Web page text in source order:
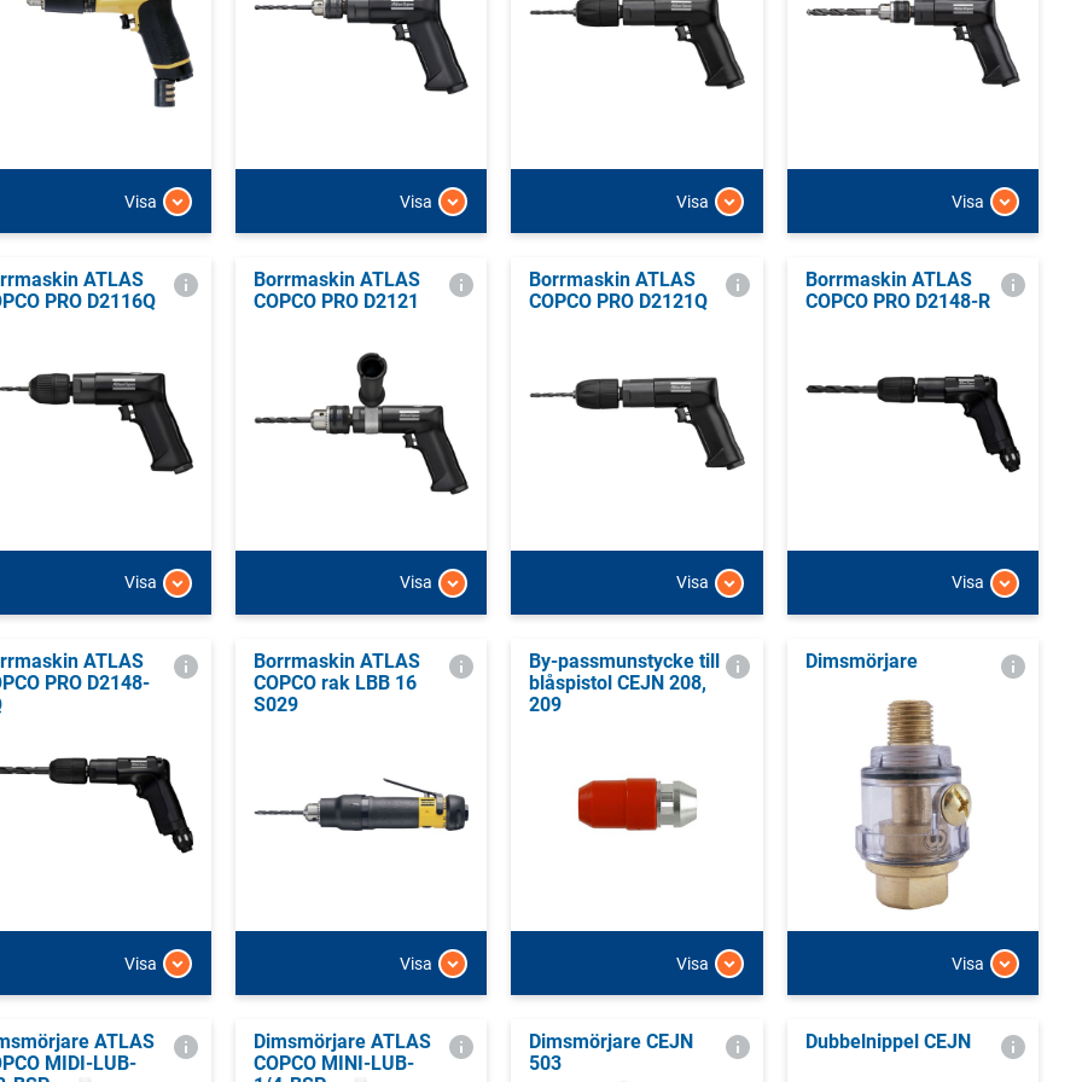
Visa Visa Visa Visa
ATLAS
PRO D2116Q
Visa
Borrmaskin ATLAS
COPCO PRO D2121
Visa
Borrmaskin ATLAS
COPCO PRO D2121Q
Visa
Borrmaskin ATLAS
COPCO PRO D2148-R
Visa
ATLAS
PRO D2148-
Visa
Borrmaskin ATLAS
COPCO rak LBB 16
S029
Visa
By-passmunstycke till
blåspistol CEJN 208,
209
Visa
Dimsmörjare
Visa
ATLAS
MIDI-LUB-
Dimsmörjare ATLAS
COPCO MINI-LUB-
Dimsmörjare CEJN
503
Dubbelnippel CEJN